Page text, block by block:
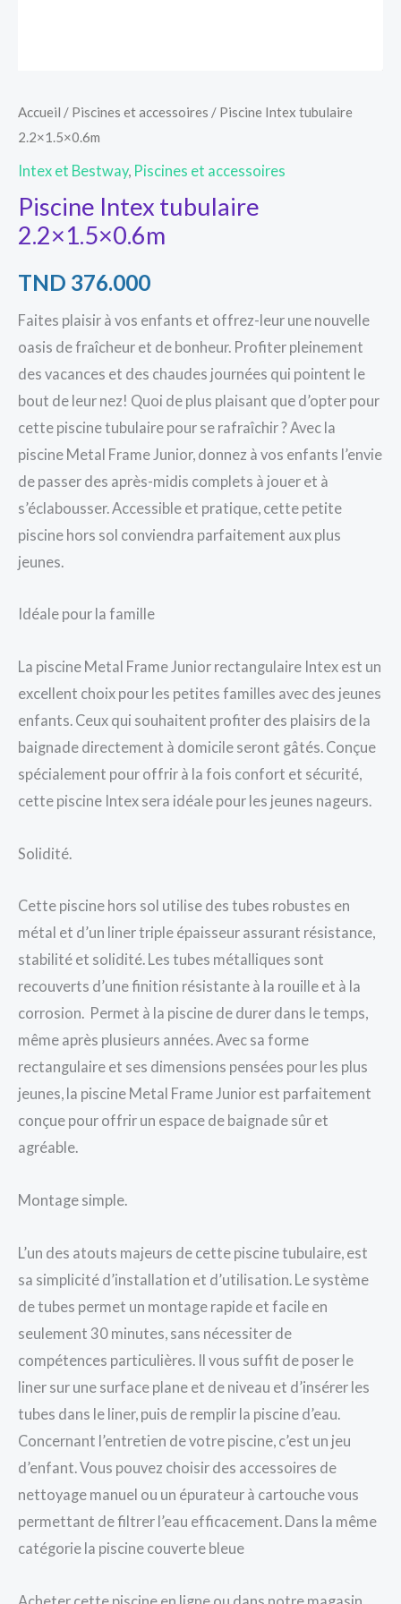
Accueil / Piscines et accessoires / Piscine Intex tubulaire
2.2×1.5×0.6m
Intex et Bestway, Piscines et accessoires
Piscine Intex tubulaire
2.2×1.5×0.6m
TND 376.000
Faites plaisir à vos enfants et offrez-leur une nouvelle
oasis de fraîcheur et de bonheur. Profiter pleinement
des vacances et des chaudes journées qui pointent le
bout de leur nez! Quoi de plus plaisant que d’opter pour
cette piscine tubulaire pour se rafraîchir ? Avec la
piscine Metal Frame Junior, donnez à vos enfants l’envie
de passer des après-midis complets à jouer et à
s’éclabousser. Accessible et pratique, cette petite
piscine hors sol conviendra parfaitement aux plus
jeunes.
Idéale pour la famille
La piscine Metal Frame Junior rectangulaire Intex est un
excellent choix pour les petites familles avec des jeunes
enfants. Ceux qui souhaitent profiter des plaisirs de la
baignade directement à domicile seront gâtés. Conçue
spécialement pour offrir à la fois confort et sécurité,
cette piscine Intex sera idéale pour les jeunes nageurs.
Solidité.
Cette piscine hors sol utilise des tubes robustes en
métal et d’un liner triple épaisseur assurant résistance,
stabilité et solidité. Les tubes métalliques sont
recouverts d’une finition résistante à la rouille et à la
corrosion. Permet à la piscine de durer dans le temps,
même après plusieurs années. Avec sa forme
rectangulaire et ses dimensions pensées pour les plus
jeunes, la piscine Metal Frame Junior est parfaitement
conçue pour offrir un espace de baignade sûr et
agréable.
Montage simple.
L’un des atouts majeurs de cette piscine tubulaire, est
sa simplicité d’installation et d’utilisation. Le système
de tubes permet un montage rapide et facile en
seulement 30 minutes, sans nécessiter de
compétences particulières. Il vous suffit de poser le
liner sur une surface plane et de niveau et d’insérer les
tubes dans le liner, puis de remplir la piscine d’eau.
Concernant l’entretien de votre piscine, c’est un jeu
d’enfant. Vous pouvez choisir des accessoires de
nettoyage manuel ou un épurateur à cartouche vous
permettant de filtrer l’eau efficacement. Dans la même
catégorie la piscine couverte bleue
Acheter cette piscine en ligne ou dans notre magasin